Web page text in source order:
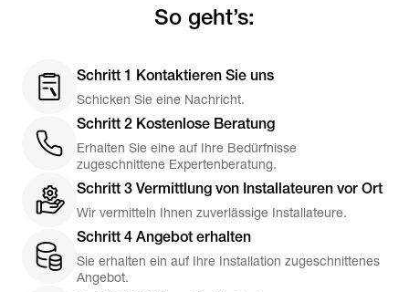
So geht’s:
Schritt 1 Kontaktieren Sie uns
Schicken Sie eine Nachricht.
Schritt 2 Kostenlose Beratung
Erhalten Sie eine auf Ihre Bedürfnisse
zugeschnittene Expertenberatung.
Schritt 3 Vermittlung von Installateuren vor Ort
Wir vermitteln Ihnen zuverlässige Installateure.
Schritt 4 Angebot erhalten
Sie erhalten ein auf Ihre Installation zugeschnittenes
Angebot.